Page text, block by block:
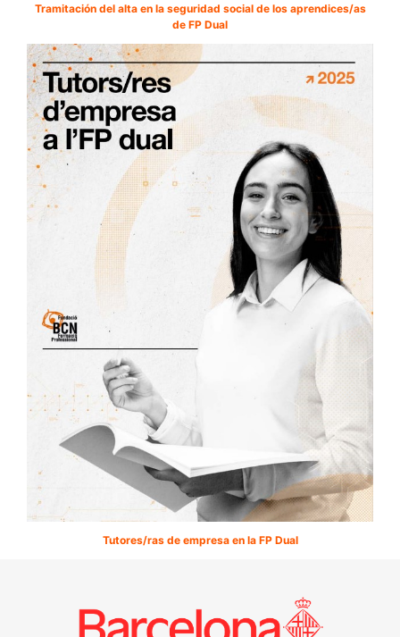
Tramitación del alta en la seguridad social de los aprendices/as
de FP Dual
Tutores/ras de empresa en la FP Dual